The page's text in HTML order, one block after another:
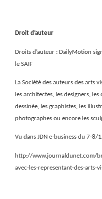
Droit d’auteur
Droits d’auteur : DailyMotion
le SAIF
La Société des auteurs des arts
les architectes, les designers,
dessinée, les graphistes, les
photographes ou encore les
Vu dans JDN e-business du 7-8/
http://www.journaldunet.com/
avec-les-representant-des-arts-